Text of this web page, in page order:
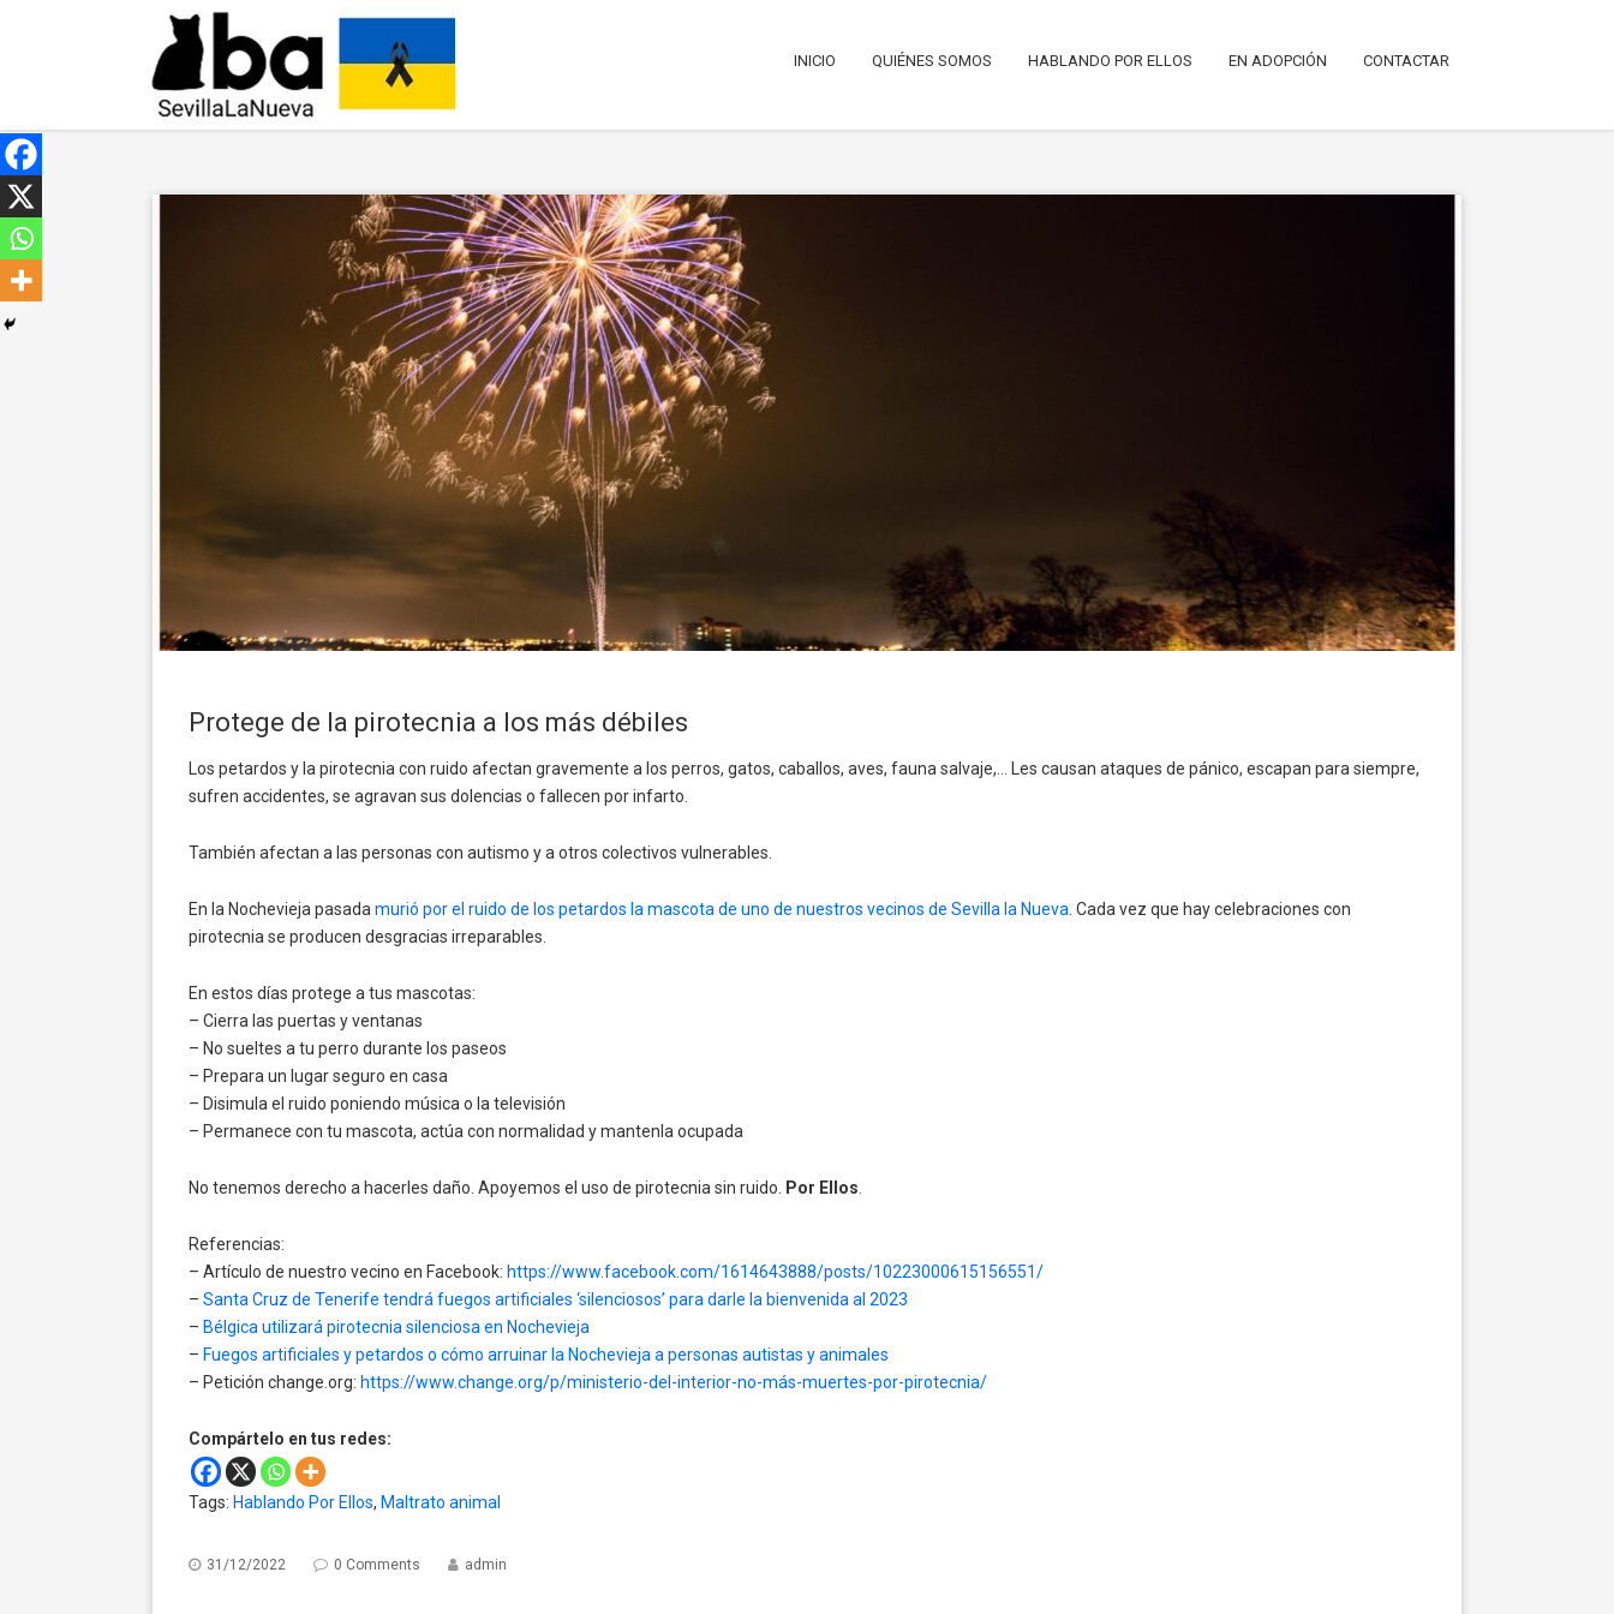
INICIO QUIÉNES SOMOS HABLANDO POR ELLOS EN ADOPCIÓN CONTACTAR
Protege de la pirotecnia a los más débiles
Los petardos y la pirotecnia con ruido afectan gravemente a los perros, gatos, caballos, aves, fauna salvaje,… Les causan ataques de pánico, escapan para siempre,
sufren accidentes, se agravan sus dolencias o fallecen por infarto.
También afectan a las personas con autismo y a otros colectivos vulnerables.
En la Nochevieja pasada murió por el ruido de los petardos la mascota de uno de nuestros vecinos de Sevilla la Nueva . Cada vez que hay celebraciones con
pirotecnia se producen desgracias irreparables.
En estos días protege a tus mascotas:
– Cierra las puertas y ventanas
– No sueltes a tu perro durante los paseos
– Prepara un lugar seguro en casa
– Disimula el ruido poniendo música o la televisión
– Permanece con tu mascota, actúa con normalidad y mantenla ocupada
No tenemos derecho a hacerles daño. Apoyemos el uso de pirotecnia sin ruido. Por Ellos
Referencias:
– Artículo de nuestro vecino en Facebook: https://www.facebook.com/1614643888/posts/10223000615156551/
– Santa Cruz de Tenerife tendrá fuegos artificiales ‘silenciosos’ para darle la bienvenida al 2023
– Bélgica utilizará pirotecnia silenciosa en Nochevieja
– Fuegos artificiales y petardos o cómo arruinar la Nochevieja a personas autistas y animales
– Petición change.org: https://www.change.org/p/ministerio-del-interior-no-más-muertes-por-pirotecnia/
Compártelo en tus redes:
Tags: Hablando Por Ellos, Maltrato animal
31/12/2022 0 Comments admin